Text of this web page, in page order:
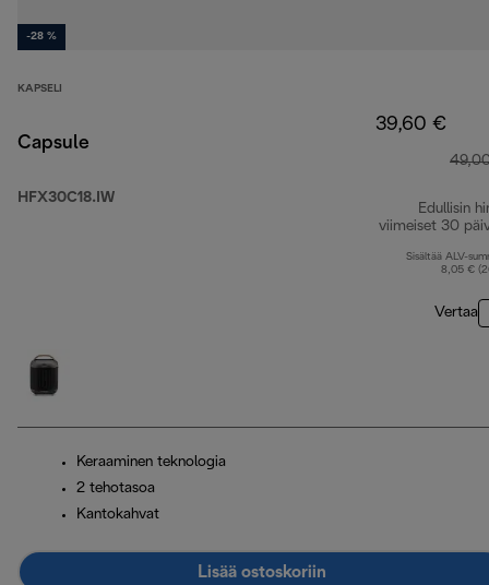
-28 %
KAPSELI
Capsule
HFX30C18.IW
39,60 €
Edullisin
viimeiset 30
Sisältää ALV-
8,05 €
Vertaa
Keraaminen teknologia
2 tehotasoa
Kantokahvat
Lisää ostoskoriin